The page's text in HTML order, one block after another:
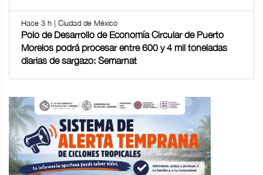
Hace 3 h | Ciudad de México
Polo de Desarrollo de Economía Circular de Puerto
Morelos podrá procesar entre 600 y 4 mil toneladas
diarias de sargazo: Semarnat